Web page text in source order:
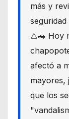
más y
⚠️🚗 Hoy
afectó a
mayores,
que los